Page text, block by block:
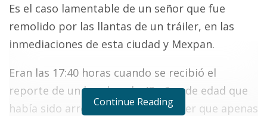
Es el caso lamentable de un señor que fue
remolido por las llantas de un tráiler, en las
inmediaciones de esta ciudad y Mexpan.
Eran las 17:40 horas cuando se recibió el
reporte de un hombre de 43 años de edad que
había sido arremetido por un tráiler que apenas
Continue Reading